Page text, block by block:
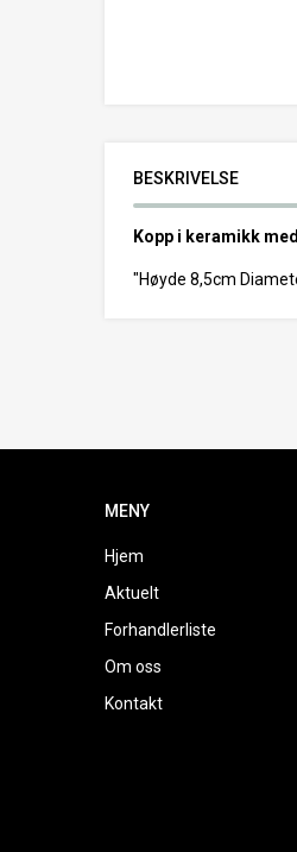
BESKRIVELSE
Kopp i keramikk
"Høyde 8,5cm
MENY
Hjem
Aktuelt
Forhandlerliste
Om oss
Kontakt